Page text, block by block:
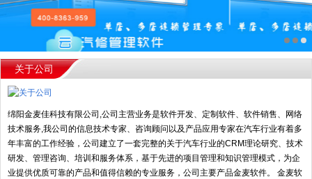
关于公司
绵阳金麦佳科技有限公司,公司主营业务是软件开发、定制软件、软件销售、网络
技术服务,我公司的信息技术专家、咨询顾问以及产品应用专家在汽车行业有着多
年丰富的工作经验，公司建立了一套完整的关于汽车行业的CRM理论研究、技术
研发、管理咨询、培训和服务体系，基于先进的项目管理和知识管理模式，为企
业提供优质可靠的产品和值得信赖的专业服务，公司主要产品金麦软件。 金麦软